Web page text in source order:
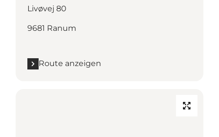
Livøvej 80
9681 Ranum
Route anzeigen